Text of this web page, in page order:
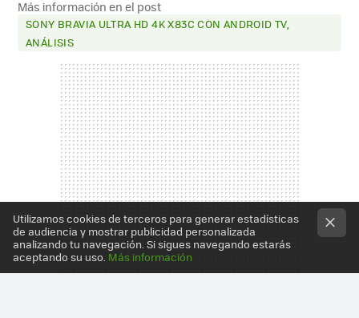
Más información en el post
SONY BRAVIA ULTRA HD 4K X83C CON ANDROID TV,
ANÁLISIS
Utilizamos cookies de terceros para generar estadísticas
de audiencia y mostrar publicidad personalizada
analizando tu navegación. Si sigues navegando estarás
aceptando su uso. Más información